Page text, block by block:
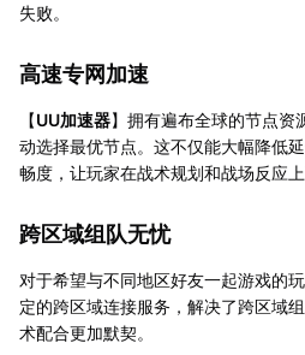
失败。
高速专网加速
【UU加速器】拥有遍布全球的节点资
动选择最优节点。这不仅能大幅降低
畅度，让玩家在战术规划和战场反应上
跨区域组队无忧
对于希望与不同地区好友一起游戏的
定的跨区域连接服务，解决了跨区域
术配合更加默契。